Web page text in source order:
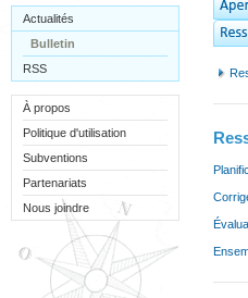
Actualités
Bulletin
RSS
À propos
Politique d'utilisation
Subventions
Partenariats
Nous joindre